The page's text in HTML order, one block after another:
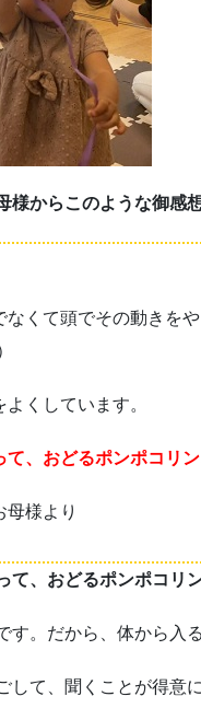
様からこのような御感
くて頭でその動きを
くしています。
、おどるポンポコリン
母様より
、おどるポンポコリ
。だから、体から入
して、聞くことが得意